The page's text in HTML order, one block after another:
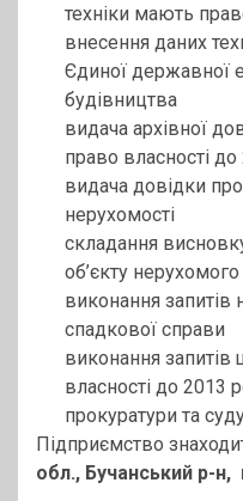
техніки мають
внесення даних
Єдиної державної
будівництва
видача архівної
право власності
видача довідки про
нерухомості
складання
об’єкту
виконання запитів
спадкової справи
виконання запитів
власності до 2013
прокуратури та
Підприємство
обл., Бучанський р-н,